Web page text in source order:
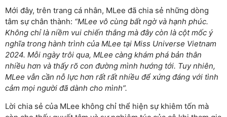
Mới đây, trên trang cá nhân, MLee đã chia sẻ những dòng
tâm sự chân thành: “MLee vô cùng bất ngờ và hạnh phúc.
Không chỉ là niềm vui chiến thắng mà đây còn là cột mốc ý
nghĩa trong hành trình của MLee tại Miss Universe Vietnam
2024. Mỗi ngày trôi qua, MLee càng khám phá bản thân
nhiều hơn và thấy rõ con đường mình hướng tới. Tuy nhiên,
MLee vẫn cần nỗ lực hơn rất rất nhiều để xứng đáng với tình
cảm mọi người đã dành cho mình”.
Lời chia sẻ của MLee không chỉ thể hiện sự khiêm tốn mà